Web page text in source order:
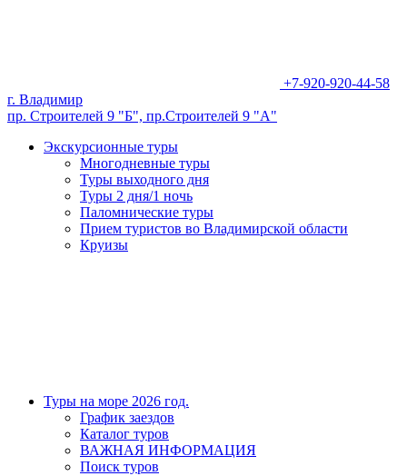
+7-920-920-44-58
г. Владимир
пр. Строителей 9 "Б", пр.Строителей 9 "А"
Экскурсионные туры
Многодневные туры
Туры выходного дня
Туры 2 дня/1 ночь
Паломнические туры
Прием туристов во Владимирской области
Круизы
Туры на море 2026 год.
График заездов
Каталог туров
ВАЖНАЯ ИНФОРМАЦИЯ
Поиск туров